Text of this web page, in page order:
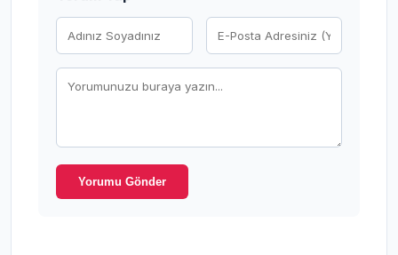
Yorumu Gönder